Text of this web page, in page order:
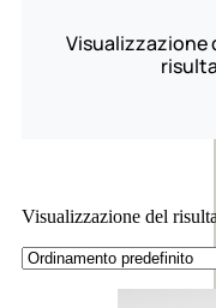
Visualizzazione
Visualizzazione del